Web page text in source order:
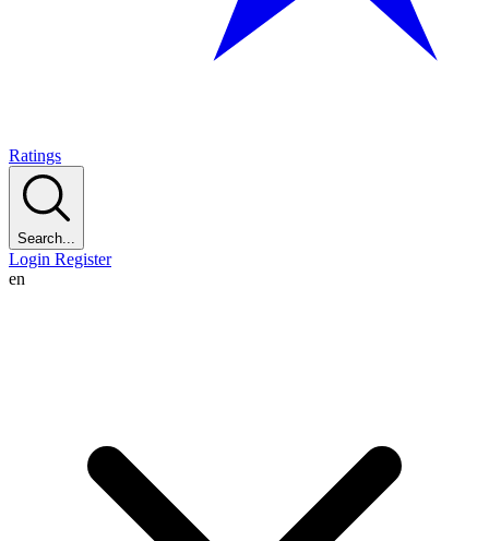
Ratings
Search...
Login Register
en